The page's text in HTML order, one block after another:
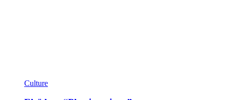
Culture